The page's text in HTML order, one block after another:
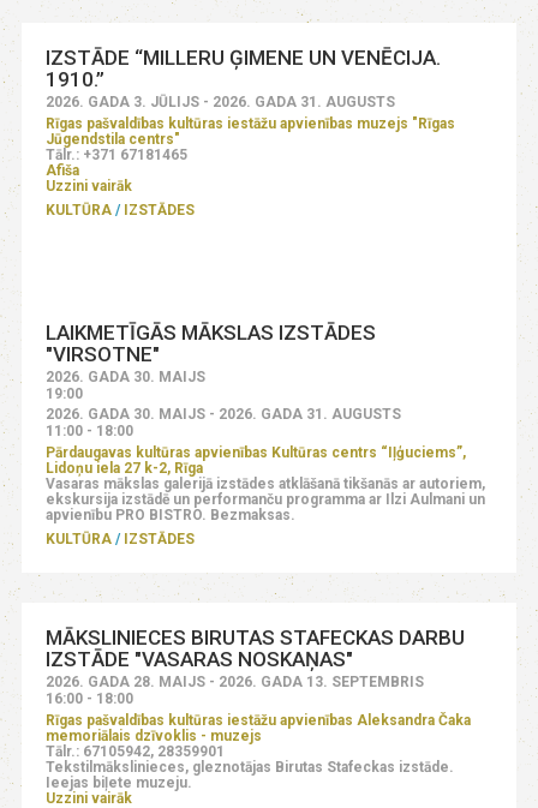
IZSTĀDE “MILLERU ĢIMENE UN VENĒCIJA.
1910.”
2026. GADA 3. JŪLIJS - 2026. GADA 31. AUGUSTS
Rīgas pašvaldības kultūras iestāžu apvienības muzejs "Rīgas
Jūgendstila centrs"
Tālr.: +371 67181465
Afiša
Uzzini vairāk
KULTŪRA
IZSTĀDES
LAIKMETĪGĀS MĀKSLAS IZSTĀDES
"VIRSOTNE"
2026. GADA 30. MAIJS
19:00
2026. GADA 30. MAIJS - 2026. GADA 31. AUGUSTS
11:00 - 18:00
Pārdaugavas kultūras apvienības Kultūras centrs “Iļģuciems”,
Lidoņu iela 27 k-2, Rīga
Vasaras mākslas galerijā izstādes atklāšanā tikšanās ar autoriem,
ekskursija izstādē un performanču programma ar Ilzi Aulmani un
apvienību PRO BISTRO. Bezmaksas.
KULTŪRA
IZSTĀDES
MĀKSLINIECES BIRUTAS STAFECKAS DARBU
IZSTĀDE "VASARAS NOSKAŅAS"
2026. GADA 28. MAIJS - 2026. GADA 13. SEPTEMBRIS
16:00 - 18:00
Rīgas pašvaldības kultūras iestāžu apvienības Aleksandra Čaka
memoriālais dzīvoklis - muzejs
Tālr.: 67105942, 28359901
Tekstilmākslinieces, gleznotājas Birutas Stafeckas izstāde.
Ieejas biļete muzeju.
Uzzini vairāk